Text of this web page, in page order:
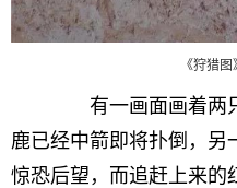
《狩猎
有一画面画着两
鹿已经中箭即将扑倒，另
惊恐后望，而追赶上来的